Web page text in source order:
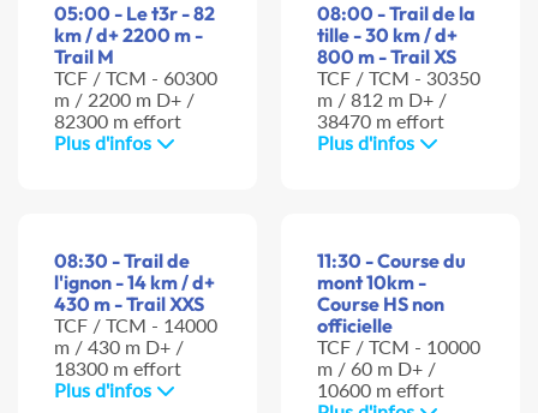
05:00 - Le t3r - 82
km / d+ 2200 m -
Trail M
TCF / TCM - 60300
m / 2200 m D+ /
82300 m effort
Plus d'infos
08:00 - Trail de la
tille - 30 km / d+
800 m - Trail XS
TCF / TCM - 30350
m / 812 m D+ /
38470 m effort
Plus d'infos
08:30 - Trail de
l'ignon - 14 km / d+
430 m - Trail XXS
TCF / TCM - 14000
m / 430 m D+ /
18300 m effort
Plus d'infos
11:30 - Course du
mont 10km -
Course HS non
officielle
TCF / TCM - 10000
m / 60 m D+ /
10600 m effort